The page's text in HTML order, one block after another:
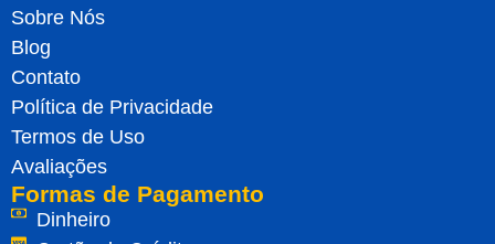
Sobre Nós
Blog
Contato
Política de Privacidade
Termos de Uso
Avaliações
Formas de Pagamento
Dinheiro